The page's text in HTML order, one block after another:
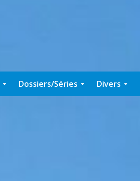
Dossiers/Séries Divers